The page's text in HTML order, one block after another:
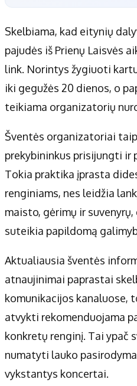
Skelbiama, kad eitynių
pajudės iš Prienų Laisvės
link. Norintys žygiuoti
iki gegužės 20 dienos, o
teikiama organizatorių
Šventės organizatoriai
prekybininkus prisijungti ir
Tokia praktika įprasta
renginiams, nes leidžia
maisto, gėrimų ir
suteikia papildomą
Aktualiausia šventės
atnaujinimai paprastai
komunikacijos kanaluose,
atvykti rekomenduojama
konkretų renginį. Tai ypač
numatyti lauko
vykstantys koncertai.